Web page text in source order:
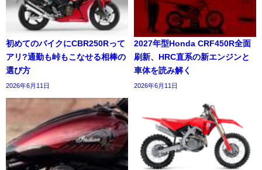
初めてのバイクにCBR250Rって
アリ?通勤も峠もこなせる相棒の
選び方
2026年6月11日
2027年型Honda CRF450R全面
刷新、HRC直系の新エンジンと
車体を読み解く
2026年6月11日